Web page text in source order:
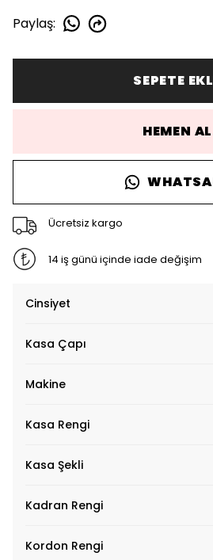
Paylaş:
SEPETE
HEMEN AL
Ücretsiz kargo
14 iş günü içinde iade değişim
Cinsiyet
Kasa Çapı
Makine
Kasa Rengi
Kasa Şekli
Kadran Rengi
Kordon Rengi